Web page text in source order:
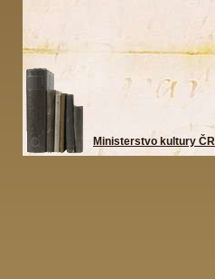
Ministerstvo kultury ČR